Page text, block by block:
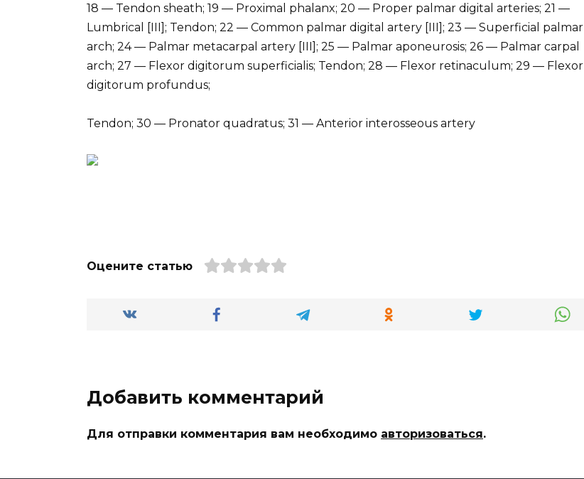
18 — Tendon sheath; 19 — Proximal phalanx; 20 — Proper palmar digital arteries; 21 —
Lumbrical [III]; Tendon; 22 — Common palmar digital artery [III]; 23 — Superficial palmar
arch; 24 — Palmar metacarpal artery [III]; 25 — Palmar aponeurosis; 26 — Palmar carpal
arch; 27 — Flexor digitorum superficialis; Tendon; 28 — Flexor retinaculum; 29 — Flexor
digitorum profundus;
Tendon; 30 — Pronator quadratus; 31 — Anterior interosseous artery
Оцените статью
Добавить комментарий
Для отправки комментария вам необходимо авторизоваться.